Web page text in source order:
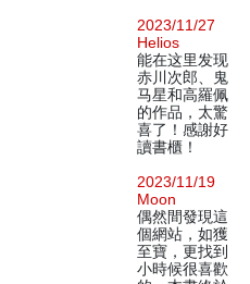
2023/11/27
Helios
能在这里发现
赤川次郎、鬼
马星和高羅佩
的作品，太驚
喜了！感謝好
讀書櫃！
2023/11/19
Moon
偶然間發現這
個網站，如獲
至寶，更找到
小時候很喜歡